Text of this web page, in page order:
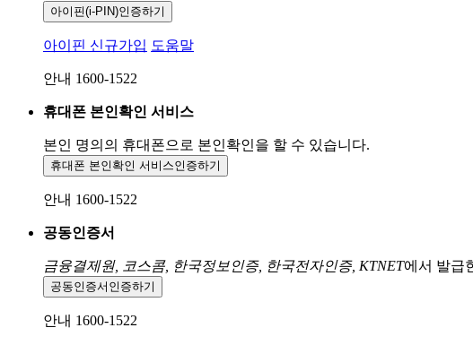
아이핀(i-PIN)인증하기
아이핀 신규가입 도움말
안내 1600-1522
휴대폰 본인확인 서비스
본인 명의의 휴대폰으로 본인확인을 할 수 있습니다.
휴대폰 본인확인 서비스인증하기
안내 1600-1522
공동인증서
금융결제원, 코스콤, 한국정보인증, 한국전자인증, KTNET에서 발급
공동인증서 인증하기
안내 1600-1522